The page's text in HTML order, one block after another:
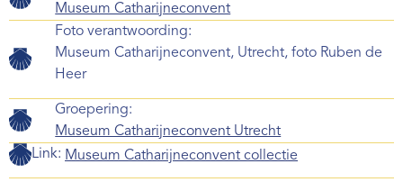
Museum Catharijneconvent
Foto verantwoording:
Museum Catharijneconvent, Utrecht, foto Ruben de
Heer
Groepering:
Museum Catharijneconvent Utrecht
Link: Museum Catharijneconvent collectie